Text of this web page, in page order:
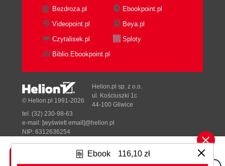
Ebook 116,10 zł
Bezdroza.pl
Ebookpoint.pl
Videopoint.pl
Beya.pl
Czytalisek.pl
Sploty
Biblio.Ebookpoint.pl
Tonik.pl
© Helion.pl 1991-2026
Helion.pl sp. z o.o.
ul. Kościuszki 1c
44-100 Gliwice
tel. (32) 230-98-63
e-mail: [wyświetl email]@helion.pl
NIP: 6312636254